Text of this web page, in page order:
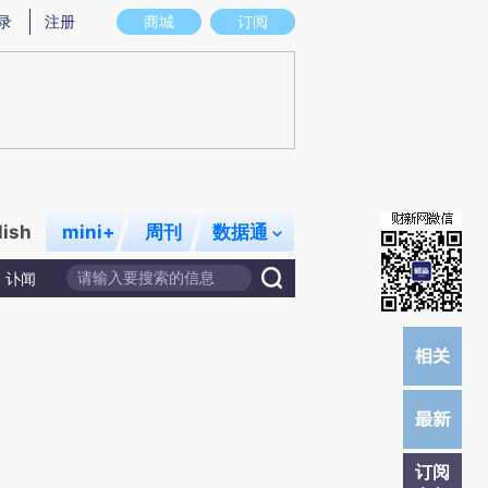
商城 订阅
注册
mini+ 周刊 数据通
讣闻
订阅